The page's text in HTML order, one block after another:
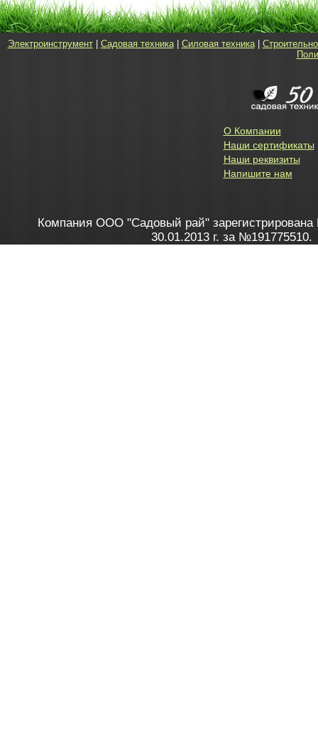
Электроинструмент| Садовая техника| Силовая техника|
О Компании
Наши сертификаты
Наши реквизиты
Напишите нам
Компания ООО "Садовый рай" зарегистрирована
30.01.2013 г. за №191775510.